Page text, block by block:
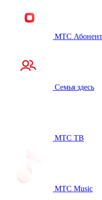
МТС Абонент
Семья здесь
МТС ТВ
МТС Music